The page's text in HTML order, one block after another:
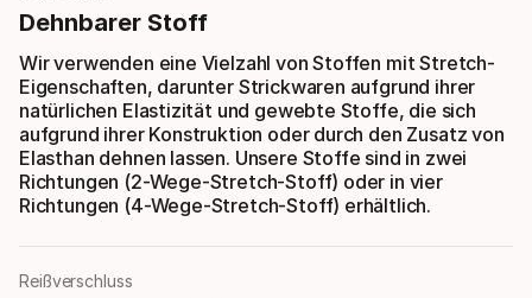
Dehnbarer Stoff
Wir verwenden eine Vielzahl von Stoffen mit Stretch-
Eigenschaften, darunter Strickwaren aufgrund ihrer
natürlichen Elastizität und gewebte Stoffe, die sich
aufgrund ihrer Konstruktion oder durch den Zusatz von
Elasthan dehnen lassen. Unsere Stoffe sind in zwei
Richtungen (2-Wege-Stretch-Stoff) oder in vier
Richtungen (4-Wege-Stretch-Stoff) erhältlich.
Reißverschluss